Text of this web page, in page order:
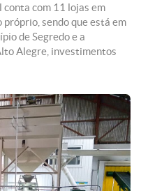
com 11 lojas em
sendo que está em
de Segredo e a
Alegre, investimentos